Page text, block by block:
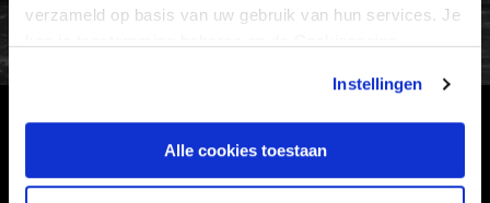
verzameld op basis van uw gebruik van hun services. Je
Instellingen
Alle cookies toestaan
HOOFDSPONSOR